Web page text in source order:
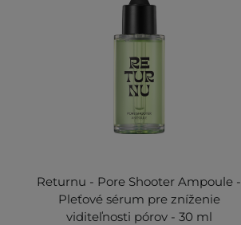
Returnu - Pore Shooter Ampoule -
Pleťové sérum pre zníženie
viditeľnosti pórov - 30 ml